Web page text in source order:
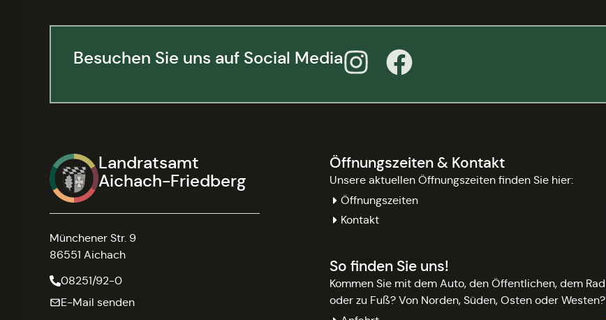
Besuchen Sie uns auf Social Media
Landratsamt
Aichach-Friedberg
Münchener Str. 9
86551 Aichach
08251/92-0
E-Mail senden
Öffnungszeiten & Kontakt
Unsere aktuellen Öffnungszeiten finden Sie hier:
Öffnungszeiten
Kontakt
So finden Sie uns!
Kommen Sie mit dem Auto, den Öffentlichen, dem Rad
oder zu Fuß? Von Norden, Süden, Osten oder Westen?